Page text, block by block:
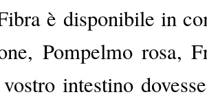
è disponibile in
Pompelmo rosa,
intestino